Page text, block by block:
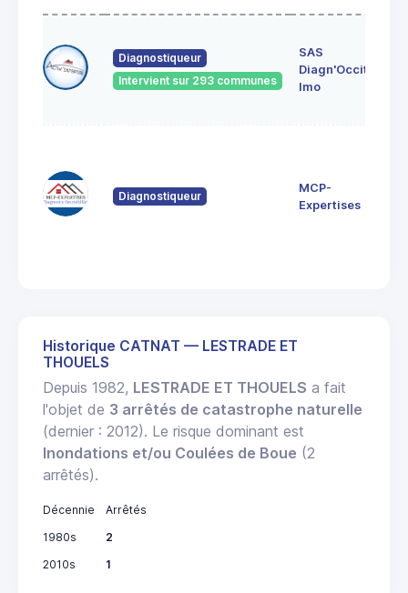
Diagnostiqueur
Intervient sur 293 communes
SAS
Diagn'Occit.
Imo
Diagnostiqueur
MCP-
Expertises
Historique CATNAT — LESTRADE ET
THOUELS
Depuis 1982, LESTRADE ET THOUELS a fait
l'objet de 3 arrêtés de catastrophe naturelle
(dernier : 2012). Le risque dominant est
Inondations et/ou Coulées de Boue (2
arrêtés).
Décennie
Arrêtés
1980s
2
2010s
1